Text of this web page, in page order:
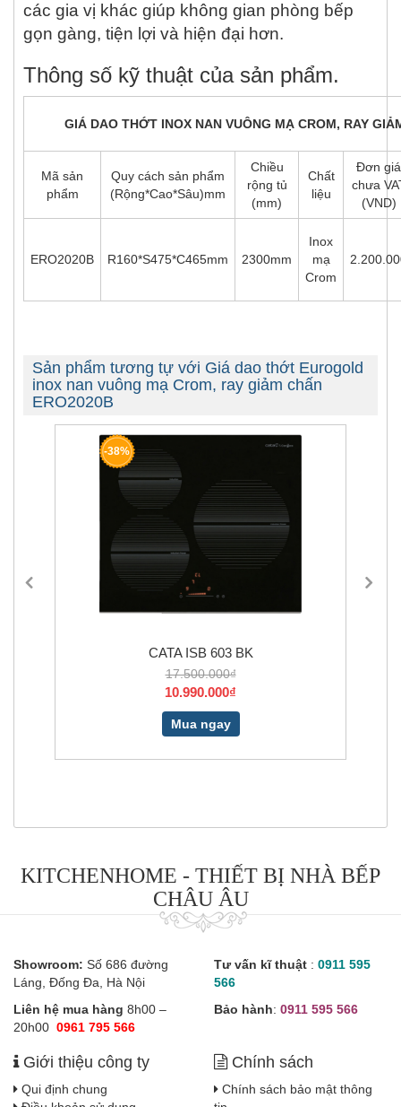
các gia vị khác giúp không gian phòng bếp
gọn gàng, tiện lợi và hiện đại hơn.
Thông số kỹ thuật của sản phẩm.
GIÁ DAO THỚT INOX NAN VUÔNG MẠ CROM, RAY
Mã sản
phẩm
Quy cách sản phẩm
(Rộng*Cao*Sâu)mm
Chiều
rộng tủ
(mm)
Chất
liệu
Đơn giá
chưa
(VND)
ERO2020B R160*S475*C465mm 2300mm
Inox
mạ
Crom
Sản phẩm tương tự với Giá dao thớt Eurogold
inox nan vuông mạ Crom, ray giảm chấn
ERO2020B
KITCHENHOME - THIẾT BỊ NHÀ BẾP
CHÂU ÂU
Showroom: Số 686 đường
Láng, Đống Đa, Hà Nội
Liên hệ mua hàng 8h00 –
20h00 0961 795 566
Tư vấn kĩ thuật : 0911 595
566
Bảo hành: 0911 595 566
Giới thiệu công ty
Qui định chung
Chính sách
Chính sách bảo mật thông